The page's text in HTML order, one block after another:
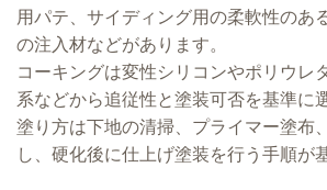
用パテ、サイディング用の柔軟性のあ
の注入材などがあります。
コーキングは変性シリコンやポリウレ
系などから追従性と塗装可否を基準に
塗り方は下地の清掃、プライマー塗布
し、硬化後に仕上げ塗装を行う手順が